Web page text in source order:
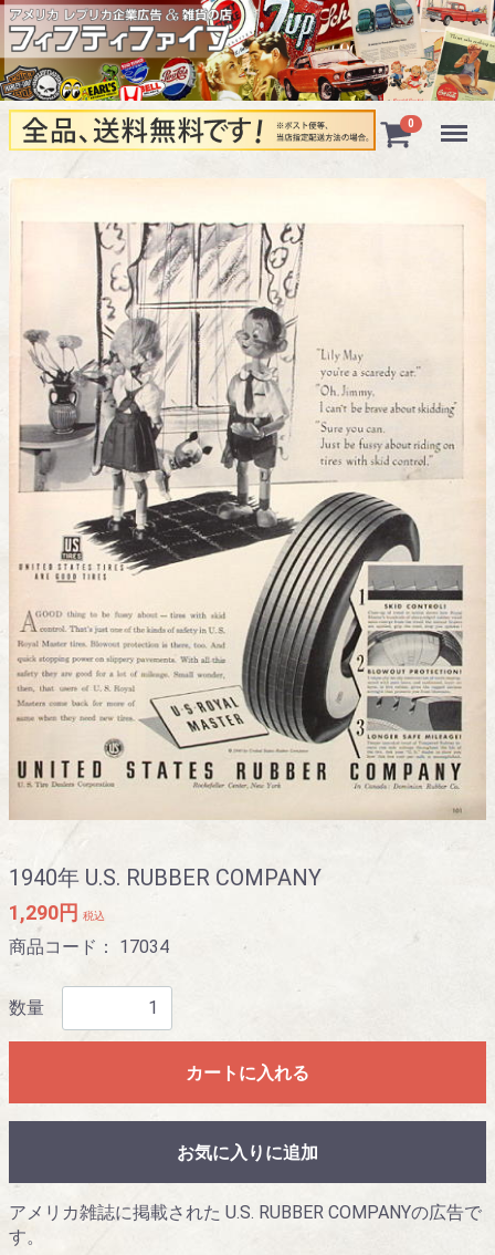
0 Menu
1940年 U.S. RUBBER COMPANY
1,290円 税込
商品コード： 17034
数量
カートに入れる
お気に入りに追加
アメリカ雑誌に掲載された U.S. RUBBER COMPANYの広告で
す。